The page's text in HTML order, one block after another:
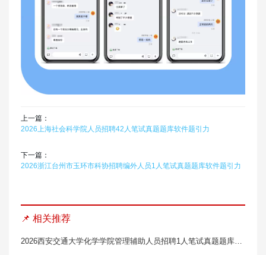
上一篇：
2026上海社会科学院人员招聘42人笔试真题题库软件题引力
下一篇：
2026浙江台州市玉环市科协招聘编外人员1人笔试真题题库软件题引力
📌 相关推荐
2026西安交通大学化学学院管理辅助人员招聘1人笔试真题题库软件题引力